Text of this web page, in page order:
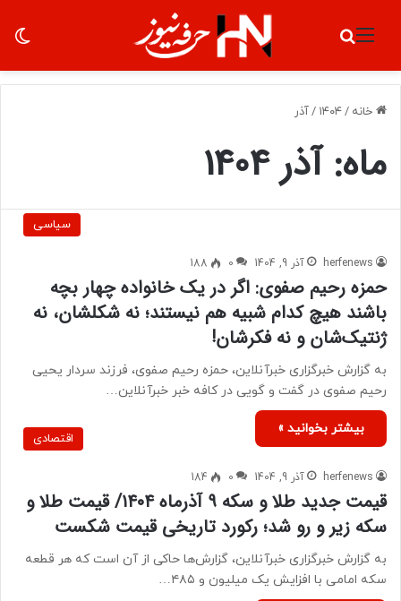
منو جستجو برای
خانه /۱۴۰۴ /آذر
ماه:آذر 1404
سیاسی
herfenews آذر 9, 1404 0
188
حمزه رحیم صفوی: اگر در یک خانواده چهار بچه
باشند هیچ کدام شبیه هم نیستند؛ نه شکلشان، نه
ژنتیک‌شان و نه فکرشان!
به گزارش خبرگزاری خبرآنلاین، حمزه رحیم صفوی، فرزند سردار یحیی
رحیم صفوی در گفت و گویی در کافه خبر خبرآنلاین…
بیشتر بخوانید »
اقتصادی
herfenews آذر 9, 1404 0
184
قیمت جدید طلا و سکه ۹ آذرماه ۱۴۰۴/ قیمت طلا و
سکه زیر و رو شد؛ رکورد تاریخی قیمت شکست
به گزارش خبرگزاری خبرآنلاین، گزارش‌ها حاکی از آن است که هر قطعه
سکه امامی با افزایش یک میلیون و ۴۸۵…